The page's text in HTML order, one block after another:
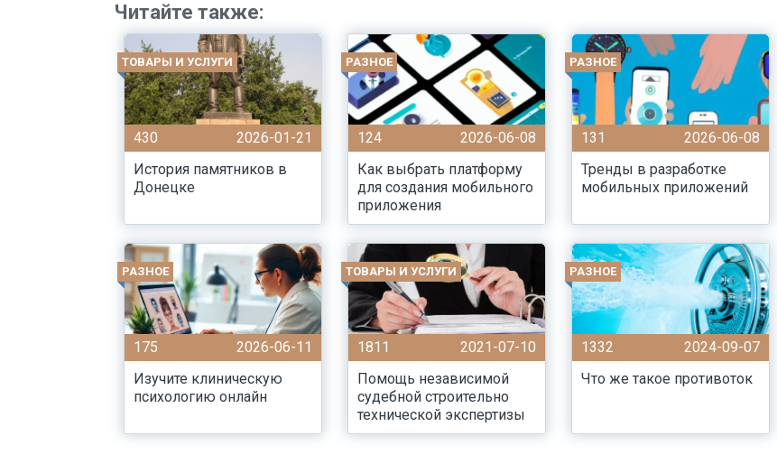
Читайте также:
ТОВАРЫ И УСЛУГИ
430
2026-01-21
История памятников в
Донецке
РАЗНОЕ
124
2026-06-08
Как выбрать платформу
для создания мобильного
приложения
РАЗНОЕ
131
2026-06-08
Тренды в разработке
мобильных приложений
РАЗНОЕ
175
2026-06-11
Изучите клиническую
психологию онлайн
ТОВАРЫ И УСЛУГИ
1811
2021-07-10
Помощь независимой
судебной строительно
технической экспертизы
РАЗНОЕ
1332
2024-09-07
Что же такое противоток